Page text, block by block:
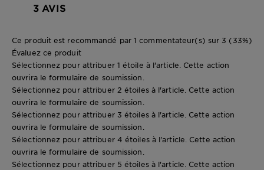
3 AVIS
Ce produit est recommandé par 1 commentateur(s) sur 3 (33%)
Évaluez ce produit
Sélectionnez pour attribuer 1 étoile à l'article. Cette action
ouvrira le formulaire de soumission.
Sélectionnez pour attribuer 2 étoiles à l'article. Cette action
ouvrira le formulaire de soumission.
Sélectionnez pour attribuer 3 étoiles à l'article. Cette action
ouvrira le formulaire de soumission.
Sélectionnez pour attribuer 4 étoiles à l'article. Cette action
ouvrira le formulaire de soumission.
Sélectionnez pour attribuer 5 étoiles à l'article. Cette action